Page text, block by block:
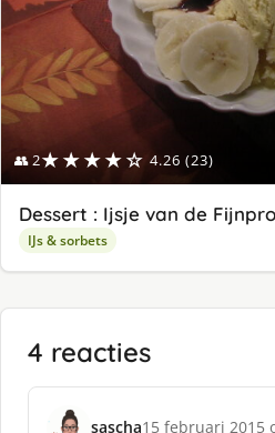
👥 2★★★★☆ 4.26 (23)
Dessert : Ijsje van de
IJs & sorbets
4 reacties
sascha15 februari 2015